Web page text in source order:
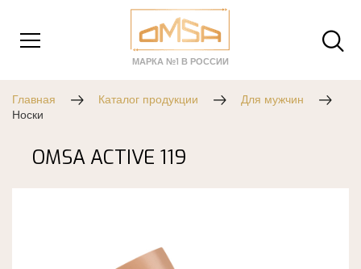
МАРКА №1 В РОССИИ
Главная Каталог продукции
Для мужчин
Носки
OMSA ACTIVE 119